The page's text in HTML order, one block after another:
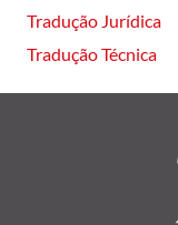
Tradução Jurídica
Tradução Técnica